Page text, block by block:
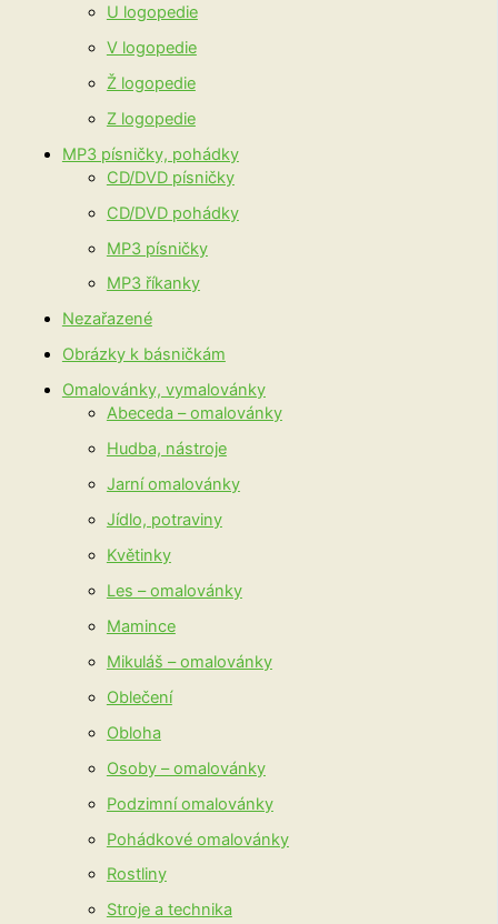
U logopedie
V logopedie
Ž logopedie
Z logopedie
MP3 písničky, pohádky
CD/DVD písničky
CD/DVD pohádky
MP3 písničky
MP3 říkanky
Nezařazené
Obrázky k básničkám
Omalovánky, vymalovánky
Abeceda – omalovánky
Hudba, nástroje
Jarní omalovánky
Jídlo, potraviny
Květinky
Les – omalovánky
Mamince
Mikuláš – omalovánky
Oblečení
Obloha
Osoby – omalovánky
Podzimní omalovánky
Pohádkové omalovánky
Rostliny
Stroje a technika